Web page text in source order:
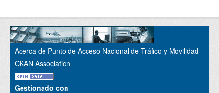
Acerca de Punto de Acceso Nacional de Tráfico y Movilidad
CKAN Association
Gestionado con